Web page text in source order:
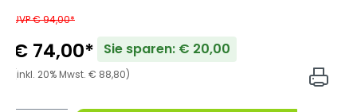
UVP € 94,00*
€ 74,00* Sie sparen: € 20,00
(inkl. 20% Mwst. € 88,80)